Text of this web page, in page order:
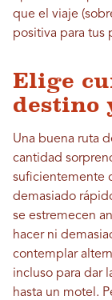
que el viaje
positiva para tus
Elige
destino
Una buena ruta
cantidad
suficientemente
demasiado
se estremecen
hacer ni
contemplar
incluso para dar
hasta un motel.